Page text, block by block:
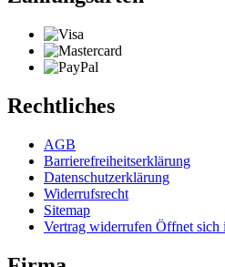
Rechtliches
AGB
Barrierefreiheitserklärung
Datenschutzerklärung
Widerrufsrecht
Sitemap
Vertrag widerrufen Öffnet sich